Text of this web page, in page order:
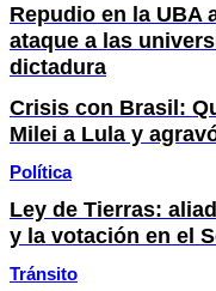
Repudio en la UBA
ataque a las
dictadura
Crisis con Brasil:
Milei a Lula y
Política
Ley de Tierras:
y la votación en el
Tránsito